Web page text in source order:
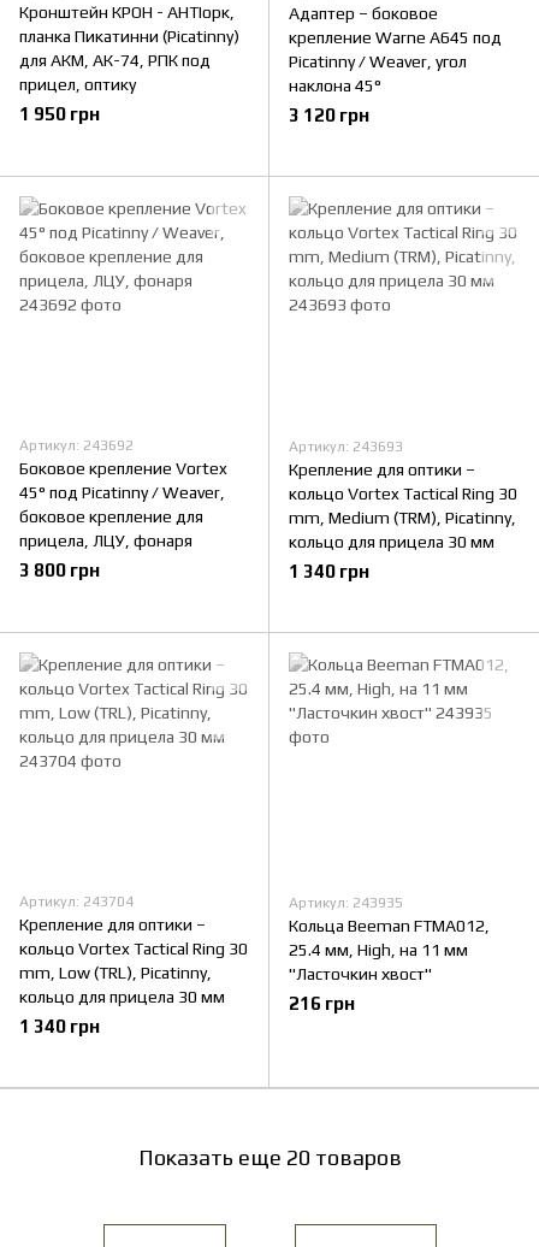
Кронштейн КРОН - АНТІорк,
планка Пикатинни (Picatinny)
для АКМ, АК-74, РПК под
прицел, оптику
1 950 грн
Адаптер – боковое
крепление Warne A645 под
Picatinny / Weaver, угол
наклона 45°
3 120 грн
Артикул: 243692
Боковое крепление Vortex
45° под Picatinny / Weaver,
боковое крепление для
прицела, ЛЦУ, фонаря
3 800 грн
Артикул: 243693
Крепление для оптики –
кольцо Vortex Tactical Ring 30
mm, Medium (TRM), Picatinny,
кольцо для прицела 30 мм
1 340 грн
Артикул: 243704
Крепление для оптики –
кольцо Vortex Tactical Ring 30
mm, Low (TRL), Picatinny,
кольцо для прицела 30 мм
1 340 грн
Артикул: 243935
Кольца Beeman FTMA012,
25.4 мм, High, на 11 мм
"Ласточкин хвост"
216 грн
Показать еще 20 товаров